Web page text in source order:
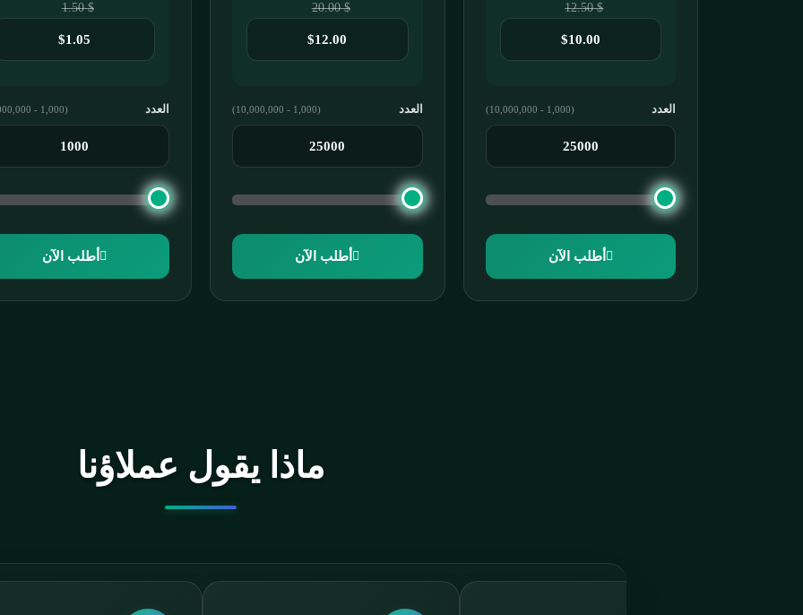
$ 12.50
العدد (1,000 - 10,000,000)
أطلب الآن
$ 20.00
العدد (1,000 - 10,000,000)
أطلب الآن
$ 1.50
العدد (1,000 - 10,000,000)
أطلب الآن
ماذا يقول عملاؤنا